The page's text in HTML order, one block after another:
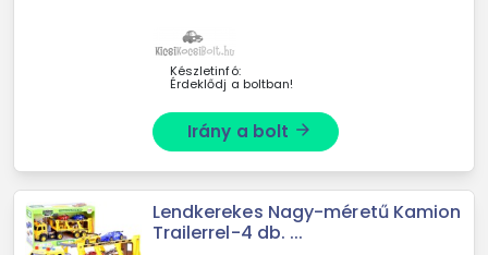
felfedezésére. Tökéletes játék a
távirányítós készülékek ...
Készletinfó:
Érdeklődj a boltban!
Irány a bolt arrow_forward
Lendkerekes Nagy-méretű Kamion
Trailerrel-4 db. ...